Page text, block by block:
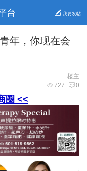
台 我要发帖
年，你现在会
楼主
727 0
圈 <<